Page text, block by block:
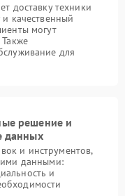
доставку техники
качественный
могут
для
решение и
данных
и инструментов,
данными:
и